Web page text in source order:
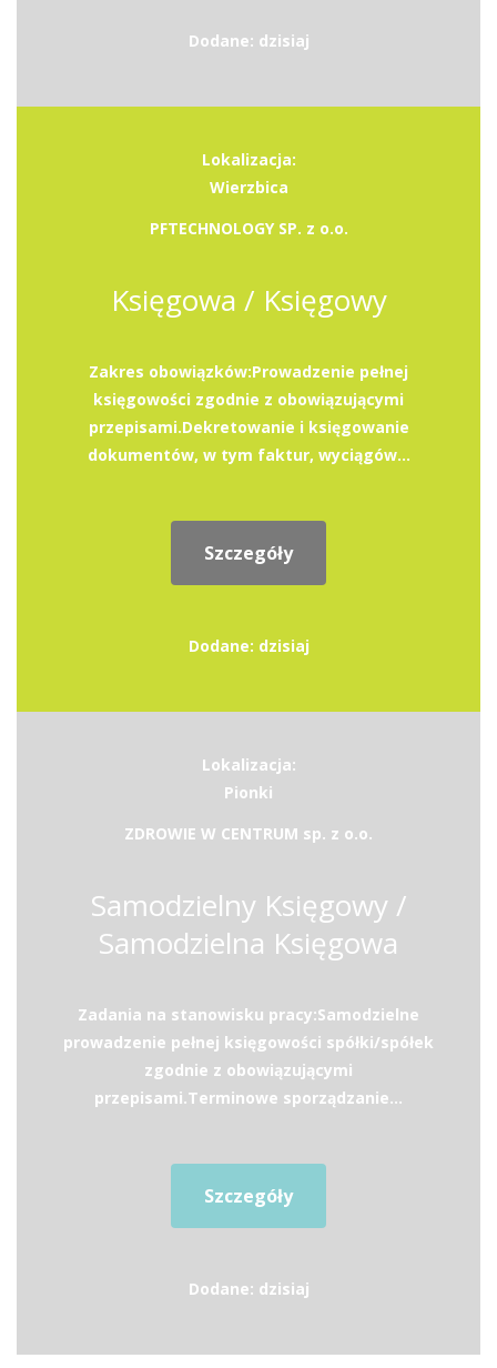
Dodane: dzisiaj
Lokalizacja:
Wierzbica
PFTECHNOLOGY SP. z o.o.
Księgowa / Księgowy
Zakres obowiązków:Prowadzenie pełnej
księgowości zgodnie z obowiązującymi
przepisami.Dekretowanie i księgowanie
dokumentów, w tym faktur, wyciągów...
Szczegóły
Dodane: dzisiaj
Lokalizacja:
Pionki
ZDROWIE W CENTRUM sp. z o.o.
Samodzielny Księgowy /
Samodzielna Księgowa
Zadania na stanowisku pracy:Samodzielne
prowadzenie pełnej księgowości spółki/spółek
zgodnie z obowiązującymi
przepisami.Terminowe sporządzanie...
Szczegóły
Dodane: dzisiaj